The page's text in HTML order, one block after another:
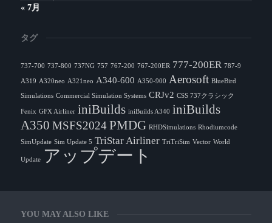
YOU MAY ALSO LIKE
« 7月
タグ
737-700 737-800 737NG 757 767-200 767-200ER 777-200ER 787-9
A319 A320neo A321neo A340-600 A350-900 Aerosoft BlueBird
Simulations Commercial Simulation Systems CRJv2 CSS 737クラシック
Fenix GFX Airliner iniBuilds iniBuilds A340 iniBuilds
A350 MSFS2024PMDG RHDSimulations Rhodiumcode
SimUpdate Sim Update 5 TriStar Airliner TriTriSim Vector World
Update アップデート